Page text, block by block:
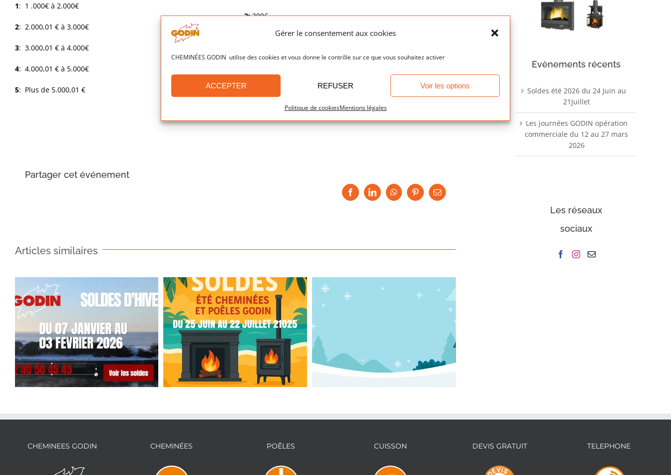
Gérer le consentement aux cookies
CHEMINÉES GODIN utilise des cookies et vous donne le contrôle sur ce que vous souhaitez activer
ACCEPTER REFUSER Voir les options
Politique de cookiesMentions légales
1: 1 .000€ à 2.000€
2: 2.000,01 € à 3.000€
3: 3.000,01 € à 4.000€
4: 4.000,01 € à 5.000€
5: Plus de 5.000,01 €
2:200€
4:400€
500€ (montant de remise maximale)
Partager cet événement
FacebookLinkedInWhatsAppPinterestEmail
Articles similaires
CHEMINÉES ET POÊLES
GODIN DU 07 JANVIER AU
Soldes été 2025 du 25 Juin
CHEMINÉES ET POÊLES
GODIN DU 8 JANVIER AU 4
Evènements récents
Soldes été 2026 du 24 Juin au
21Juillet
Les journées GODIN opération
commerciale du 12 au 27 mars
2026
Les réseaux
sociaux
CHEMINEES GODIN CHEMINÉES POÊLES CUISSON DEVIS GRATUIT TELEPHONE